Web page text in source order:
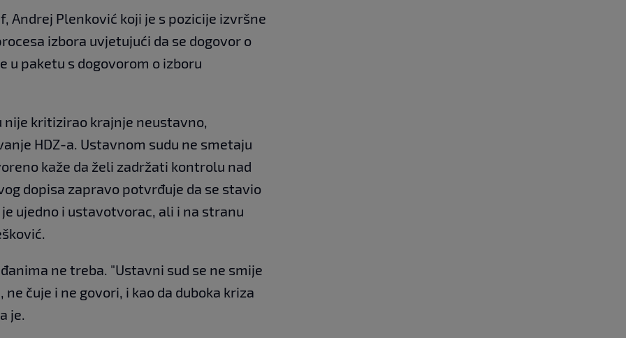
Andrej Plenković koji je s pozicije izvršne
izbora uvjetujući da se dogovor o
u paketu s dogovorom o izboru
kritizirao krajnje neustavno,
HDZ-a. Ustavnom sudu ne smetaju
kaže da želi zadržati kontrolu nad
dopisa zapravo potvrđuje da se stavio
ujedno i ustavotvorac, ali i na stranu
ne treba. "Ustavni sud se ne smije
čuje i ne govori, i kao da duboka kriza
je.